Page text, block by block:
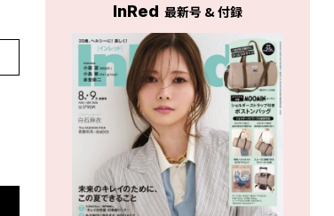
InRed 最新号 & 付録